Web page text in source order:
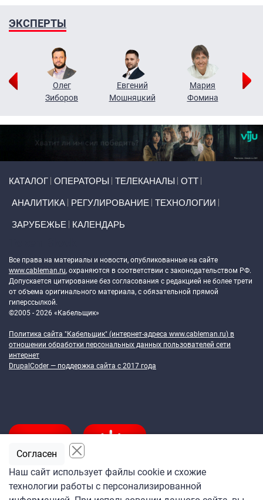
ЭКСПЕРТЫ
Олег
Зиборов
Евгений
Мошняцкий
Мария
Фомина
КАТАЛОГ ОПЕРАТОРЫ ТЕЛЕКАНАЛЫ ОТТ
АНАЛИТИКА РЕГУЛИРОВАНИЕ ТЕХНОЛОГИИ
ЗАРУБЕЖЬЕ КАЛЕНДАРЬ
Все права на материалы и новости, опубликованные на сайте
www.cableman.ru, охраняются в соответствии с законодательством РФ.
Допускается цитирование без согласования с редакцией не более трети
от объема оригинального материала, с обязательной прямой
гиперссылкой.
©2005 - 2026 «Кабельщик»
Политика сайта "Кабельщик" (интернет-адреса www.cableman.ru) в
отношении обработки персональных данных пользователей сети
интернет
DrupalCoder — поддержка сайта c 2017 года
Наш сайт использует файлы cookie и схожие
технологии работы с персонализированной
Согласен